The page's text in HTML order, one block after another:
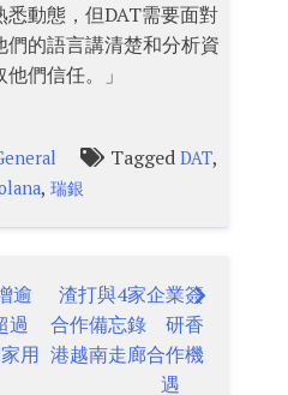
悉動態，但DAT需要面對
們的語言講清楚和分析資
們信任。」
Tagged DAT,
,瑞銀
逾
過
用
渣打與4家企業簽
合作備忘錄 研香
港越南走廊合作機
遇